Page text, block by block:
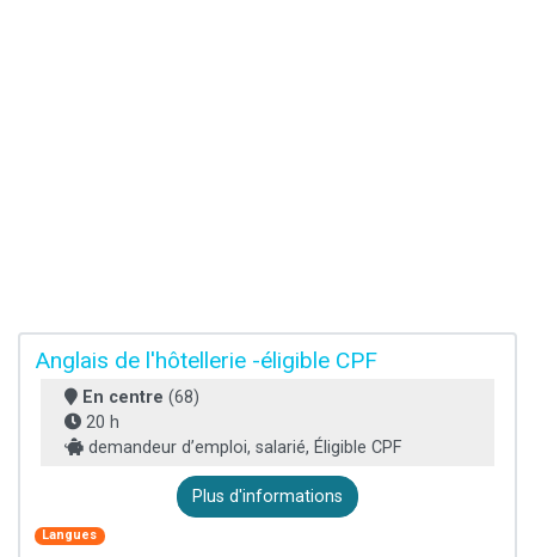
Anglais de l'hôtellerie -éligible CPF
En centre (68)
20 h
demandeur d’emploi, salarié, Éligible CPF
Plus d'informations
Langues